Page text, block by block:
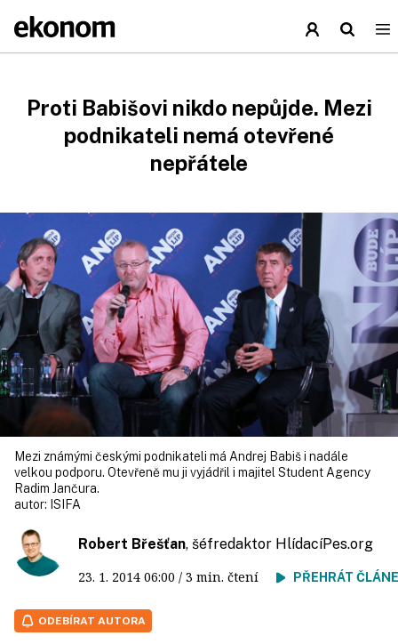
Proti Babišovi nikdo nepůjde. Mezi
podnikateli nemá otevřené
nepřátele
Mezi známými českými podnikateli má Andrej Babiš i nadále
velkou podporu. Otevřeně mu ji vyjádřil i majitel Student Agency
Radim Jančura.
autor: ISIFA
Robert Břešťan, šéfredaktor HlídacíPes.org
23. 1. 2014 06:00 / 3 min. čtení PŘEHRÁT
ODEBÍRAT AUTORA